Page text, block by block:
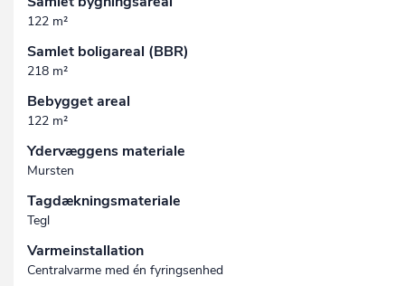
122 m²
Samlet boligareal (BBR)
218 m²
Bebygget areal
122 m²
Ydervæggens materiale
Mursten
Tagdækningsmateriale
Tegl
Varmeinstallation
Centralvarme med én fyringsenhed